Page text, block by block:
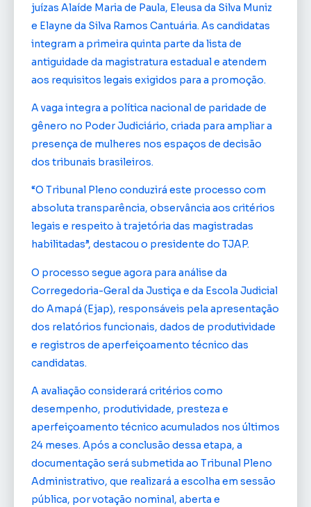
juízas Alaíde Maria de Paula, Eleusa da Silva Muniz
e Elayne da Silva Ramos Cantuária. As candidatas
integram a primeira quinta parte da lista de
antiguidade da magistratura estadual e atendem
aos requisitos legais exigidos para a promoção.
A vaga integra a política nacional de paridade de
gênero no Poder Judiciário, criada para ampliar a
presença de mulheres nos espaços de decisão
dos tribunais brasileiros.
“O Tribunal Pleno conduzirá este processo com
absoluta transparência, observância aos critérios
legais e respeito à trajetória das magistradas
habilitadas”, destacou o presidente do TJAP.
O processo segue agora para análise da
Corregedoria-Geral da Justiça e da Escola Judicial
do Amapá (Ejap), responsáveis pela apresentação
dos relatórios funcionais, dados de produtividade
e registros de aperfeiçoamento técnico das
candidatas.
A avaliação considerará critérios como
desempenho, produtividade, presteza e
aperfeiçoamento técnico acumulados nos últimos
24 meses. Após a conclusão dessa etapa, a
documentação será submetida ao Tribunal Pleno
Administrativo, que realizará a escolha em sessão
pública, por votação nominal, aberta e